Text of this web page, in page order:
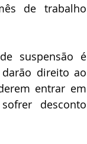
de trabalho
suspensão é
direito ao
entrar em
desconto